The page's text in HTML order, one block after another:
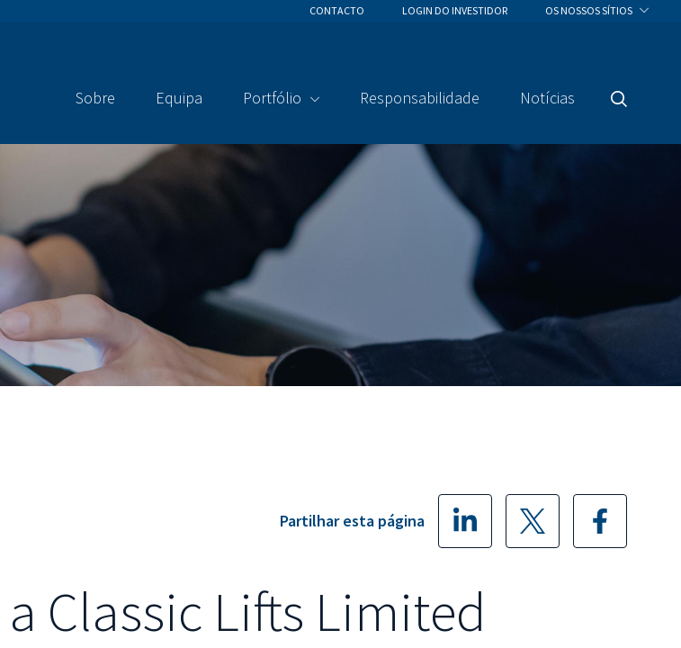
CONTACTO LOGIN DO INVESTIDOR OS NOSSOS SÍTIOS
Sobre Equipa Portfólio Responsabilidade Notícias
Pesquisa
Partilhar esta página
Classic Lifts Limited